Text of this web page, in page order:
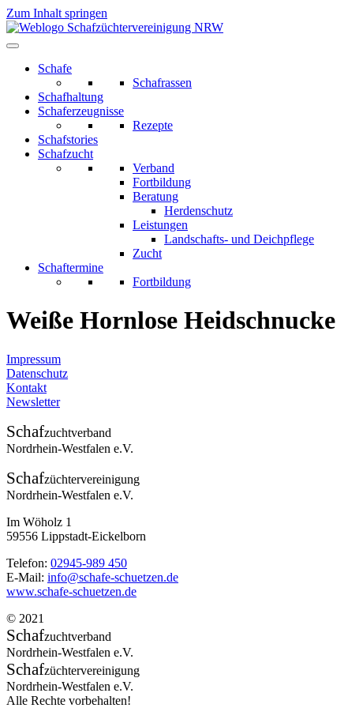
Zum Inhalt springen
Schafe
Schafrassen
Schafhaltung
Schaferzeugnisse
Rezepte
Schafstories
Schafzucht
Verband
Fortbildung
Beratung
Herdenschutz
Leistungen
Landschafts- und Deichpflege
Zucht
Schaftermine
Fortbildung
Weiße Hornlose Heidschnucke
Impressum
Datenschutz
Kontakt
Newsletter
Schafzuchtverband
Nordrhein-Westfalen e.V.
Schafzüchtervereinigung
Nordrhein-Westfalen e.V.
Im Wöholz 1
59556 Lippstadt-Eickelborn
Telefon: 02945-989 450
E-Mail: info@schafe-schuetzen.de
www.schafe-schuetzen.de
© 2021
Schafzuchtverband
Nordrhein-Westfalen e.V.
Schafzüchtervereinigung
Nordrhein-Westfalen e.V.
Alle Rechte vorbehalten!